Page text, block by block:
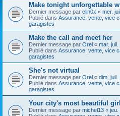
Make tonight unforgettable
Dernier message par elin0x « mer.
Publié dans Assurance, vente, vice
garagistes
Make the call and meet her
Dernier message par Orel « mar.
Publié dans Assurance, vente, vice
garagistes
She's not virtual
Dernier message par Orel « dim. juil.
Publié dans Assurance, vente, vice
garagistes
Your city's most beautiful
Dernier message par michel13 « jeu.